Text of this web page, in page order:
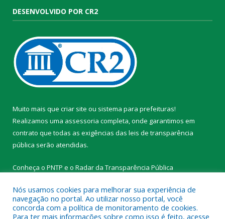
DESENVOLVIDO POR CR2
Muito mais que criar site ou sistema para prefeituras!
Realizamos uma assessoria completa, onde garantimos em
contrato que todas as exigências das leis de transparência
pública serão atendidas.
Conheça o PNTP e o Radar da Transparência Pública
Nós usamos cookies para melhorar sua experiência de
navegação no portal. Ao utilizar nosso portal, você
concorda com a política de monitoramento de cookies.
Para ter mais informações sobre como isso é feito, acesse